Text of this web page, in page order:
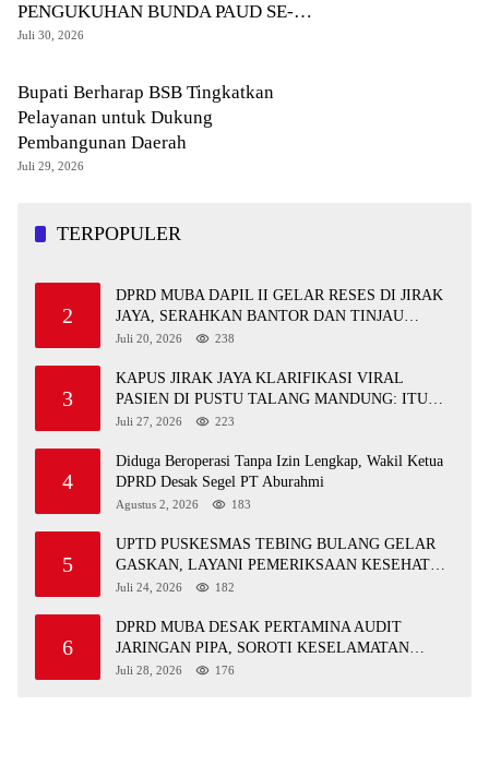
PENGUKUHAN BUNDA PAUD SE-
KECAMATAN
Juli 30, 2026
Bupati Berharap BSB Tingkatkan
Pelayanan untuk Dukung
Pembangunan Daerah
Juli 29, 2026
TERPOPULER
2
DPRD MUBA DAPIL II GELAR RESES DI JIRAK
JAYA, SERAHKAN BANTOR DAN TINJAU
JALAN RUSAK SERTA TPS 3R
Juli 20, 2026 238
3
KAPUS JIRAK JAYA KLARIFIKASI VIRAL
PASIEN DI PUSTU TALANG MANDUNG: ITU
MISKOMUNIKASI
Juli 27, 2026 223
4
Diduga Beroperasi Tanpa Izin Lengkap, Wakil Ketua
DPRD Desak Segel PT Aburahmi
Agustus 2, 2026 183
5
UPTD PUSKESMAS TEBING BULANG GELAR
GASKAN, LAYANI PEMERIKSAAN KESEHATAN
GRATIS UNTUK ASN DI SUNGAI KERUH
Juli 24, 2026 182
6
DPRD MUBA DESAK PERTAMINA AUDIT
JARINGAN PIPA, SOROTI KESELAMATAN
WARGA JIRAK
Juli 28, 2026 176